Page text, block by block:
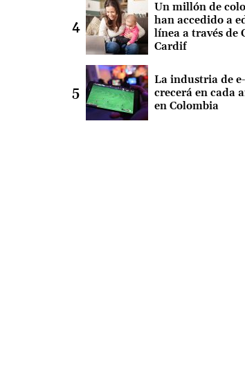
Un millón de
han accedido a
línea a través de
Cardif
La industria de
crecerá en cada
en Colombia